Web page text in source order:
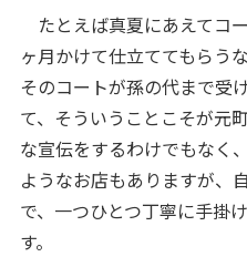
たとえば真夏にあえてコ
ヶ月かけて仕立ててもらう
そのコートが孫の代まで受
て、そういうことこそが元
な宣伝をするわけでもなく
ようなお店もありますが、
で、一つひとつ丁寧に手掛
す。